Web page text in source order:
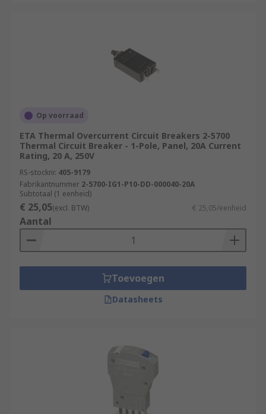
Op voorraad
ETA Thermal Overcurrent Circuit Breakers 2-5700
Thermal Circuit Breaker - 1-Pole, Panel, 20A Current
Rating, 20 A, 250V
RS-stocknr. 405-9179
Fabrikantnummer 2-5700-IG1-P10-DD-000040-20A
Subtotaal (1 eenheid)
€ 25,05(excl. BTW) € 25,05/eenheid
Aantal
Toevoegen
Datasheets